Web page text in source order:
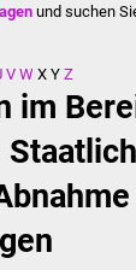
und suchen
V W X Y Z
im